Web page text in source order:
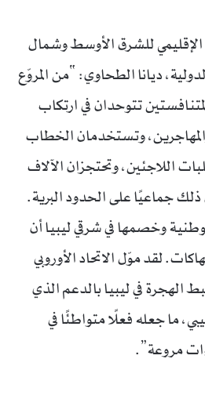
الإقليمي للشرق الأوسط وشمال
ديانا الطحاوي: “من المروّع
تتوحدان في ارتكاب
وتستخدمان الخطاب
اللاجئين، وتحتجزان الآلاف
جماعيًا على الحدود البرية.
وخصمها في شرقي ليبيا أن
لقد موّل الاتحاد الأوروبي
في ليبيا بالدعم الذي
ما جعله فعلًا متواطئًا في
مروعة”.